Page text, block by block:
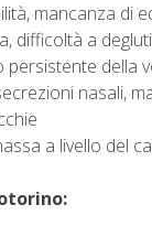
mancanza di
difficoltà a
persistente della
nasali,
a livello del